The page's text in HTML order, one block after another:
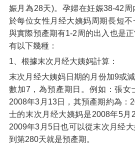
娠月為28天)。孕婦在妊娠38-42
於每位女性月经大姨妈周期長短
與實際預產期有1-2周的出入也是
有以下幾種：
1、根據末次月经大姨妈計算：
末次月经大姨妈日期的月份加9或
數加7，為預產期日。例如：張女
2008年3月13日，其預產期約為：
士的末次月经大姨妈是2008年5月
2009年3月5日也可以從末次月经
到第280天就是預產期。